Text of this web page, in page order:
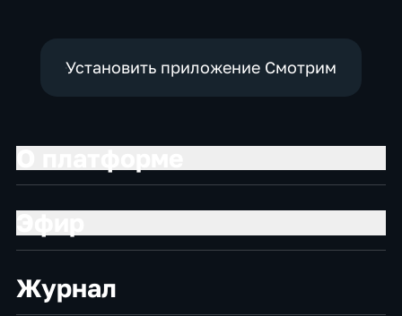
Установить приложение Смотрим
Журнал